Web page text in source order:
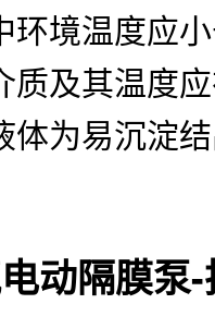
境温度应
及其温度应
为易沉淀结
动隔膜泵